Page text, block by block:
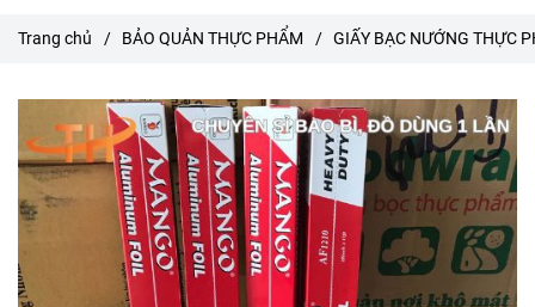
Trang chủ / BẢO QUẢN THỰC PHẨM / GIẤY BẠC NƯỚNG THỰC